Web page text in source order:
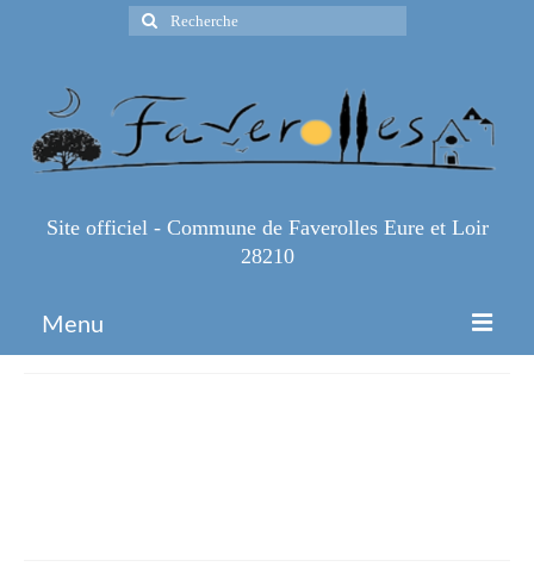
Rechercher
:
Site officiel - Commune de Faverolles Eure et Loir
28210
Menu